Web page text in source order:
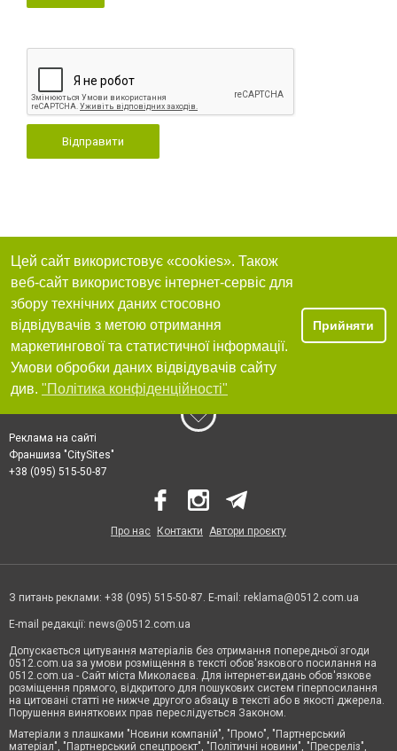
Відправити
Цей сайт використовує «cookies». Також
веб-сайт використовує інтернет-сервіс для
збору технічних даних стосовно
відвідувачів з метою отримання
маркетингової та статистичної інформації.
Умови обробки даних відвідувачів сайту
див. "Політика конфіденційності"
Прийняти
Реклама на сайті
Франшиза "CitySites"
+38 (095) 515-50-87
Про нас Контакти Автори проєкту
З питань реклами: +38 (095) 515-50-87. E-mail: reklama@0512.com.ua
E-mail редакції: news@0512.com.ua
Допускається цитування матеріалів без отримання попередньої згоди
0512.com.ua за умови розміщення в тексті обов'язкового посилання на
0512.com.ua - Сайт міста Миколаєва. Для інтернет-видань обов'язкове
розміщення прямого, відкритого для пошукових систем гіперпосилання
на цитовані статті не нижче другого абзацу в тексті або в якості джерела.
Порушення виняткових прав переслідується Законом.
Матеріали з плашками "Новини компаній", "Промо", "Партнерський
матеріал", "Партнерський спецпроєкт", "Політичні новини", "Пресреліз",